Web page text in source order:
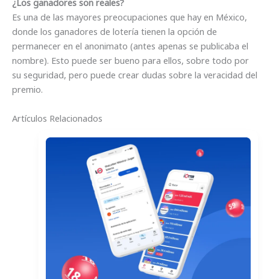
¿Los ganadores son reales?
Es una de las mayores preocupaciones que hay en México,
donde los ganadores de lotería tienen la opción de
permanecer en el anonimato (antes apenas se publicaba el
nombre). Esto puede ser bueno para ellos, sobre todo por
su seguridad, pero puede crear dudas sobre la veracidad del
premio.
Artículos Relacionados